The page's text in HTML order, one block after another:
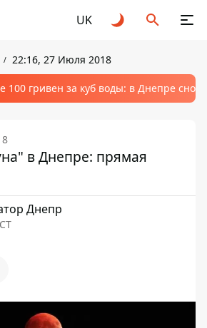
UK
22:16, 27 Июля 2018
100 гривен за куб воды: в Днепре
в Днепре: прямая
Днепр